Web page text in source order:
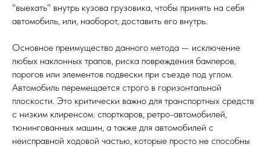
"выехать" внутрь кузова грузовика, чтобы принять на себя
автомобиль, или, наоборот, доставить его внутрь.
Основное преимущество данного метода — исключение
любых наклонных трапов, риска повреждения бамперов,
порогов или элементов подвески при съезде под углом.
Автомобиль перемещается строго в горизонтальной
плоскости. Это критически важно для транспортных средств
с низким клиренсом: спорткаров, ретро-автомобилей,
тюнингованных машин, а также для автомобилей с
неисправной ходовой частью, которые просто не способны